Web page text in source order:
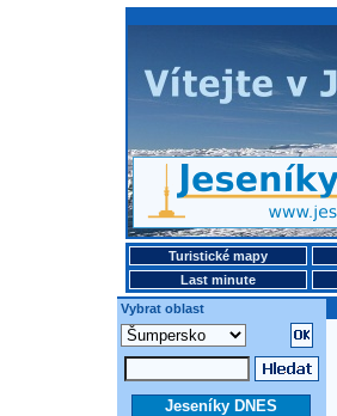
Turistické mapy
Last minute
Vybrat oblast
Jeseníky DNES